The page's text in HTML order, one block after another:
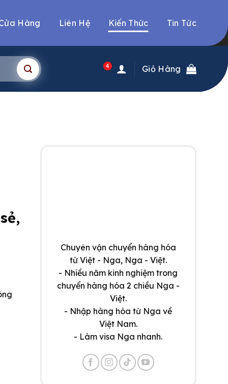
Hàng Liên Hệ Kiến Thức Tin Tức
4 Giỏ Hàng
Chuyên vận chuyển hàng hóa
từ Việt - Nga, Nga - Việt.
- Nhiều năm kinh nghiệm trong
chuyển hàng hóa 2 chiều Nga -
Việt.
- Nhập hàng hóa từ Nga về
Việt Nam.
- Làm visa Nga nhanh.